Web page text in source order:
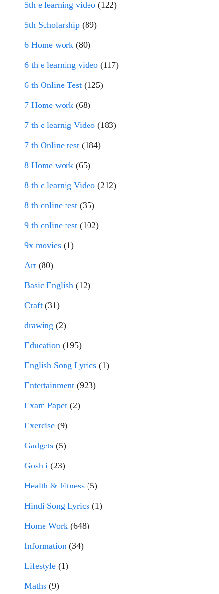
5th e learning video (122)
5th Scholarship (89)
6 Home work (80)
6 th e learning video (117)
6 th Online Test (125)
7 Home work (68)
7 th e learnig Video (183)
7 th Online test (184)
8 Home work (65)
8 th e learnig Video (212)
8 th online test (35)
9 th online test (102)
9x movies (1)
Art (80)
Basic English (12)
Craft (31)
drawing (2)
Education (195)
English Song Lyrics (1)
Entertainment (923)
Exam Paper (2)
Exercise (9)
Gadgets (5)
Goshti (23)
Health & Fitness (5)
Hindi Song Lyrics (1)
Home Work (648)
Information (34)
Lifestyle (1)
Maths (9)